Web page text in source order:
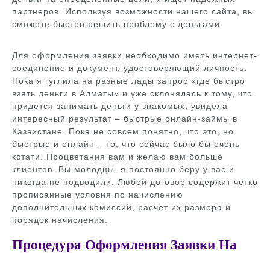
партнеров. Используя возможности нашего сайта, вы
сможете быстро решить проблему с деньгами.
Для оформления заявки необходимо иметь интернет-
соединение и документ, удостоверяющий личность.
Пока я гуглила на разные лады запрос «где быстро
взять деньги в Алматы» и уже склонялась к тому, что
придется занимать деньги у знакомых, увидела
интересный результат – быстрые онлайн-займы в
Казахстане. Пока не совсем понятно, что это, но
быстрые и онлайн – то, что сейчас было бы очень
кстати. Процветания вам и желаю вам больше
клиентов. Вы молодцы, я постоянно беру у вас и
никогда не подводили. Любой договор содержит четко
прописанные условия по начислению
дополнительных комиссий, расчет их размера и
порядок начисления.
Процедура Оформления Заявки На